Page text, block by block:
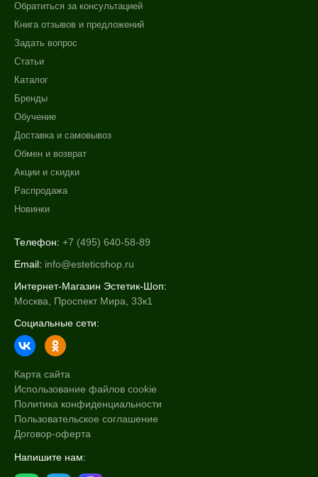
Обратиться за консультацией
Книга отзывов и предложений
Задать вопрос
Статьи
Каталог
Бренды
Обучение
Доставка и самовывоз
Обмен и возврат
Акции и скидки
Распродажа
Новинки
Телефон: +7 (495) 640-58-89
Email: info@esteticshop.ru
Интернет-Магазин Эстетик-Шоп:
Москва, Проспект Мира, 33к1
Социальные сети:
Карта сайта
Использование файлов cookie
Политика конфиденциальности
Пользовательское соглашение
Договор-оферта
Напишите нам: